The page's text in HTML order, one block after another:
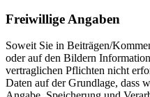
Freiwillige Angaben
Soweit Sie in Beiträgen/
oder auf den Bildern
vertraglichen Pflichten nicht
Daten auf der Grundlage, dass